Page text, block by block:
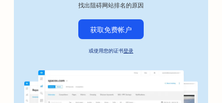
汽车企业搜索引擎优化
保释债券服务的搜索引擎优化
银行搜索引擎优化
面包店搜索引擎优化
找出阻碍网站排名的原因
获取免费帐户
或使用您的证书登录